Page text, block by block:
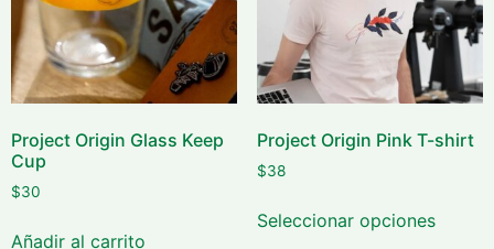
Project Origin Glass Keep
Cup
$30
Añadir al carrito
Project Origin Pink T-shirt
$38
Seleccionar opciones